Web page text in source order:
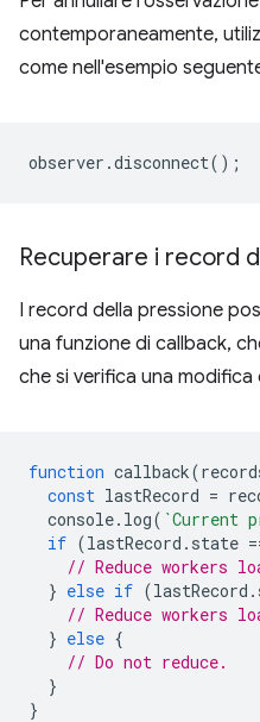
contemporaneamente,
come nell'esempio
observer .disconnect();
Recuperare i record
I record della pressione
una funzione di callback,
che si verifica una
function callback(
const lastRecord =
console. log( `Current
if (lastRecord . state
// Reduce workers
} else if (lastRecord .
// Reduce workers
} else {
// Do not reduce.
}
}